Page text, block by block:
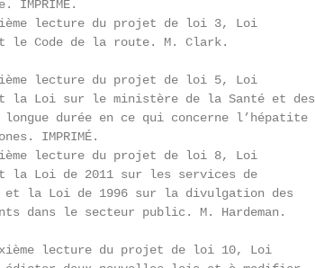
lecture du projet de loi 3, Loi
Code de la route. M. Clark.
lecture du projet de loi 5, Loi
la Loi sur le ministère de la Santé et des
durée en ce qui concerne l’hépatite
IMPRIMÉ.
lecture du projet de loi 8, Loi
Loi de 2011 sur les services de
la Loi de 1996 sur la divulgation des
le secteur public. M. Hardeman.
lecture du projet de loi 10, Loi